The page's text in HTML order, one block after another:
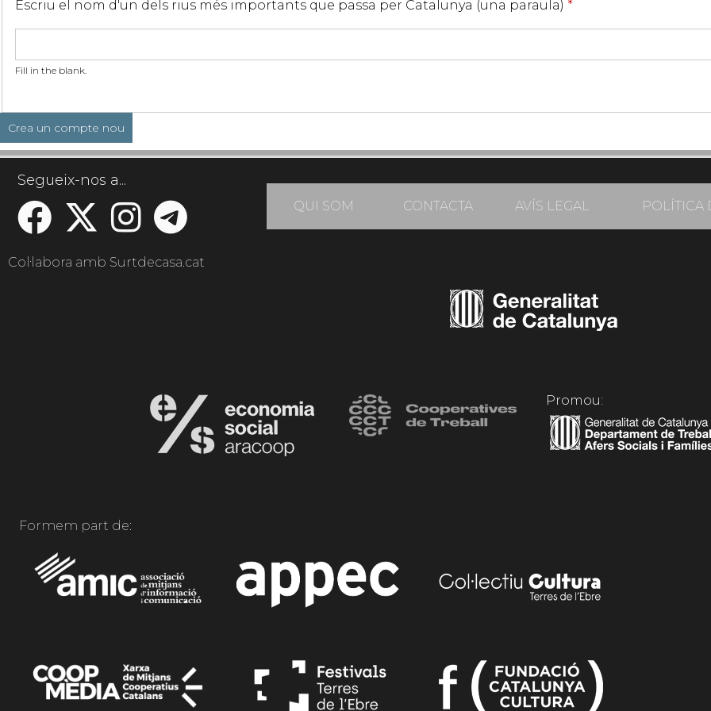
Escriu el nom d'un dels rius més importants que passa per Catalunya (una paraula) *
Fill in the blank.
Segueix-nos a...
QUI SOM CONTACTA AVÍS LEGAL POLÍTICA
Col·labora amb Surtdecasa.cat
Promou:
Formem part de: